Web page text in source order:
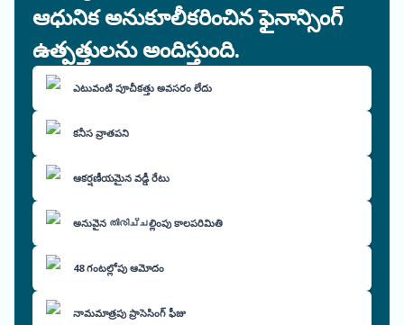
ఆధునిక అనుకూలీకరించిన ఫైనాన్సింగ్
ఉత్పత్తులను అందిస్తుంది.
ఎటువంటి పూచీకత్తు అవసరం లేదు
కనీస వ్రాతపని
ఆకర్షణీయమైన వడ్డీ రేటు
అనువైన തിരിച്ചల్లింపు కాలపరిమితి
48 గంటల్లోపు ఆమోదం
నామమాత్రపు ప్రాసెసింగ్ ఫీజు